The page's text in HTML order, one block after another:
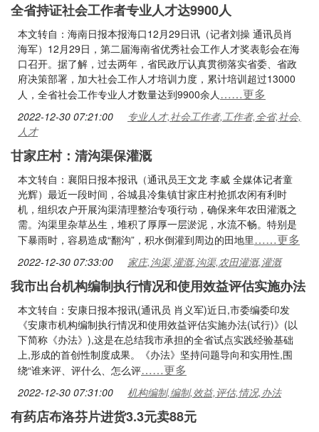
全省持证社会工作者专业人才达9900人
本文转自：海南日报本报海口12月29日讯（记者刘操 通讯员肖
海军）12月29日，第二届海南省优秀社会工作人才奖表彰会在海
口召开。据了解，过去两年，省民政厅认真贯彻落实省委、省政
府决策部署，加大社会工作人才培训力度，累计培训超过13000
人，全省社会工作专业人才数量达到9900余人……更多
2022-12-30 07:21:00
专业人才,社会工作者,工作者,全省,社会,
人才
甘家庄村：清沟渠保灌溉
本文转自：襄阳日报本报讯（通讯员王文龙 李威 全媒体记者童
光辉）最近一段时间，谷城县冷集镇甘家庄村抢抓农闲有利时
机，组织农户开展沟渠清理整治专项行动，确保来年农田灌溉之
需。沟渠里杂草丛生，堆积了厚厚一层淤泥，水流不畅。特别是
下暴雨时，容易造成“翻沟”，积水倒灌到周边的田地里……更多
2022-12-30 07:33:00 家庄,沟渠,灌溉,沟渠,农田灌溉,灌溉
我市出台机构编制执行情况和使用效益评估实施办法
本文转自：安康日报本报讯(通讯员 肖义军)近日,市委编委印发
《安康市机构编制执行情况和使用效益评估实施办法(试行)》(以
下简称《办法》),这是在总结我市承担的全省试点实践经验基础
上,形成的首创性制度成果。《办法》坚持问题导向和实用性,围
绕“谁来评、评什么、怎么评……更多
2022-12-30 07:31:00 机构编制,编制,效益,评估,情况,办法
有药店布洛芬片进货3.3元卖88元